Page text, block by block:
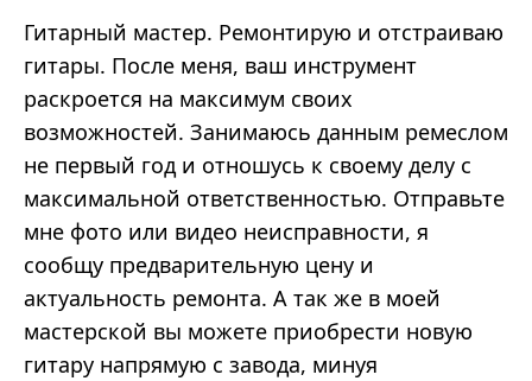
Гитарный мастер. Ремонтирую и отстраиваю
гитары. После меня, ваш инструмент
раскроется на максимум своих
возможностей. Занимаюсь данным ремеслом
не первый год и отношусь к своему делу с
максимальной ответственностью. Отправьте
мне фото или видео неисправности, я
сообщу предварительную цену и
актуальность ремонта. А так же в моей
мастерской вы можете приобрести новую
гитару напрямую с завода, минуя